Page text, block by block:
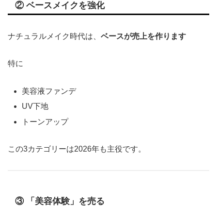
② ベースメイクを強化
ナチュラルメイク時代は、 ベースが売上を作ります
特に
美容液ファンデ
UV下地
トーンアップ
この3カテゴリーは2026年も主役です。
③ 「美容体験」を売る